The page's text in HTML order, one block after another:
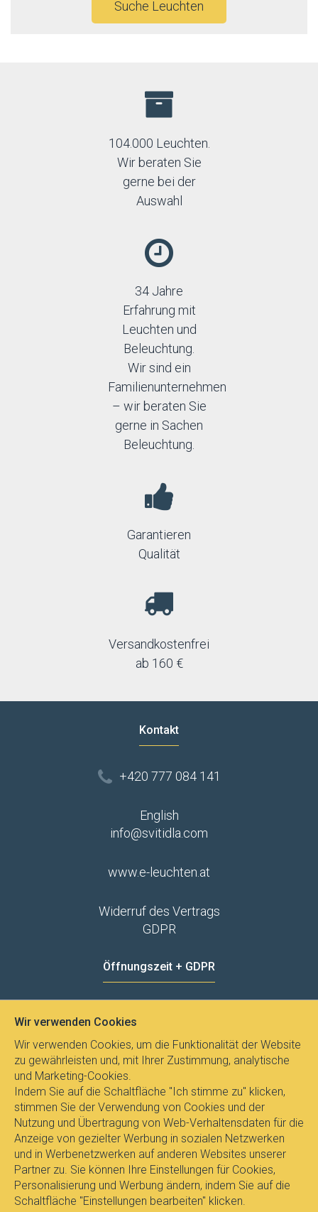
Suche Leuchten
104.000 Leuchten.
Wir beraten Sie
gerne bei der
Auswahl
34 Jahre
Erfahrung mit
Leuchten und
Beleuchtung.
Wir sind ein
Familienunternehmen
– wir beraten Sie
gerne in Sachen
Beleuchtung.
Garantieren
Qualität
Versandkostenfrei
ab 160 €
Kontakt
+420 777 084 141
English
info@svitidla.com
www.e-leuchten.at
Widerruf des Vertrags
GDPR
Öffnungszeit + GDPR
Wir verwenden Cookies
Wir verwenden Cookies, um die Funktionalität der Website
zu gewährleisten und, mit Ihrer Zustimmung, analytische
und Marketing-Cookies.
Indem Sie auf die Schaltfläche "Ich stimme zu" klicken,
stimmen Sie der Verwendung von Cookies und der
Nutzung und Übertragung von Web-Verhaltensdaten für die
Anzeige von gezielter Werbung in sozialen Netzwerken
und in Werbenetzwerken auf anderen Websites unserer
Partner zu. Sie können Ihre Einstellungen für Cookies,
Personalisierung und Werbung ändern, indem Sie auf die
Schaltfläche "Einstellungen bearbeiten" klicken.